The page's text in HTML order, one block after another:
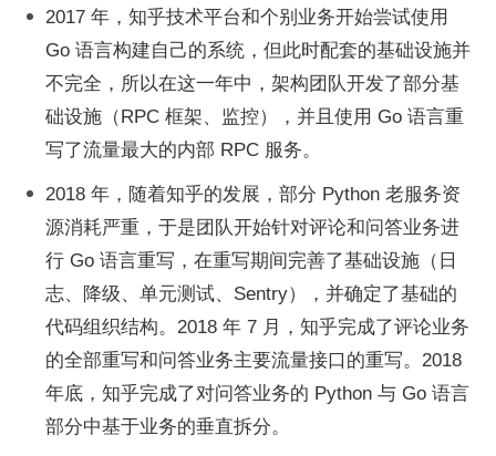
2017 年，知乎技术平台和个别业务开始尝试使用
Go 语言构建自己的系统，但此时配套的基础设施并
不完全，所以在这一年中，架构团队开发了部分基
础设施（RPC 框架、监控），并且使用 Go 语言重
写了流量最大的内部 RPC 服务。
2018 年，随着知乎的发展，部分 Python 老服务资
源消耗严重，于是团队开始针对评论和问答业务进
行 Go 语言重写，在重写期间完善了基础设施（日
志、降级、单元测试、Sentry），并确定了基础的
代码组织结构。2018 年 7 月，知乎完成了评论业务
的全部重写和问答业务主要流量接口的重写。2018
年底，知乎完成了对问答业务的 Python 与 Go 语言
部分中基于业务的垂直拆分。